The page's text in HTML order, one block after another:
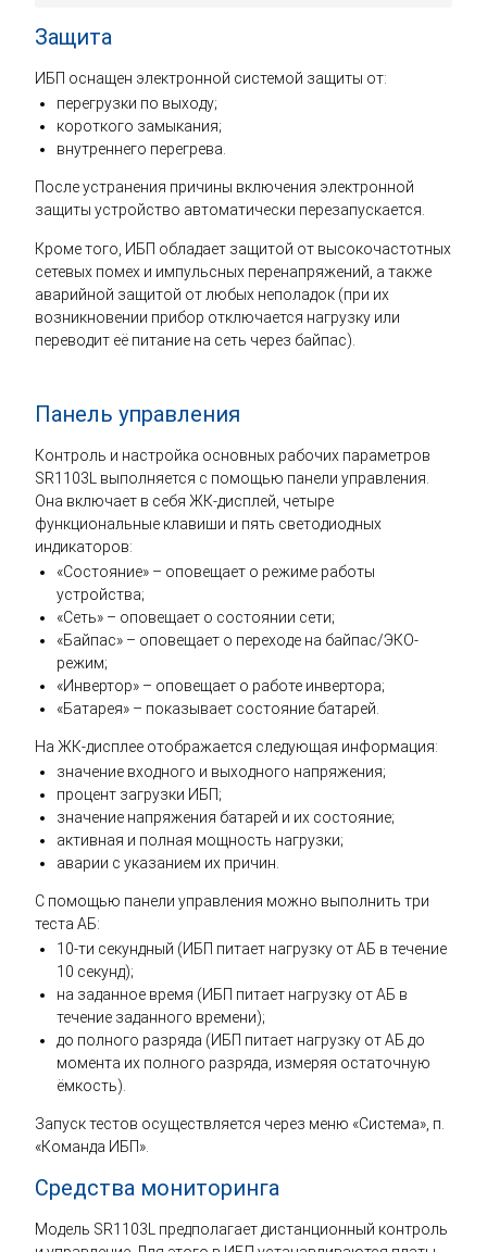
Защита
ИБП оснащен электронной системой защиты от:
перегрузки по выходу;
короткого замыкания;
внутреннего перегрева.
После устранения причины включения электронной
защиты устройство автоматически перезапускается.
Кроме того, ИБП обладает защитой от высокочастотных
сетевых помех и импульсных перенапряжений, а также
аварийной защитой от любых неполадок (при их
возникновении прибор отключается нагрузку или
переводит её питание на сеть через байпас).
Панель управления
Контроль и настройка основных рабочих параметров
SR1103L выполняется с помощью панели управления.
Она включает в себя ЖК-дисплей, четыре
функциональные клавиши и пять светодиодных
индикаторов:
«Состояние» – оповещает о режиме работы
устройства;
«Сеть» – оповещает о состоянии сети;
«Байпас» – оповещает о переходе на байпас/ЭКО-
режим;
«Инвертор» – оповещает о работе инвертора;
«Батарея» – показывает состояние батарей.
На ЖК-дисплее отображается следующая информация:
значение входного и выходного напряжения;
процент загрузки ИБП;
значение напряжения батарей и их состояние;
активная и полная мощность нагрузки;
аварии с указанием их причин.
С помощью панели управления можно выполнить три
теста АБ:
10-ти секундный (ИБП питает нагрузку от АБ в течение
10 секунд);
на заданное время (ИБП питает нагрузку от АБ в
течение заданного времени);
до полного разряда (ИБП питает нагрузку от АБ до
момента их полного разряда, измеряя остаточную
ёмкость).
Запуск тестов осуществляется через меню «Система», п.
«Команда ИБП».
Средства мониторинга
Модель SR1103L предполагает дистанционный контроль